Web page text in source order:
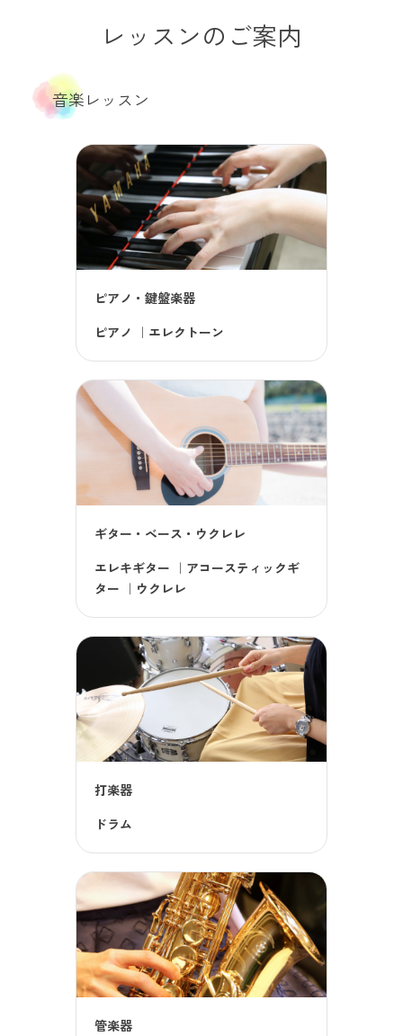
レッスンのご案内
音楽レッスン
ピアノ・鍵盤楽器
ピアノ ｜ エレクトーン
ギター・ベース・ウクレレ
エレキギター ｜ アコースティックギ
ター ｜ ウクレレ
打楽器
ドラム
管楽器